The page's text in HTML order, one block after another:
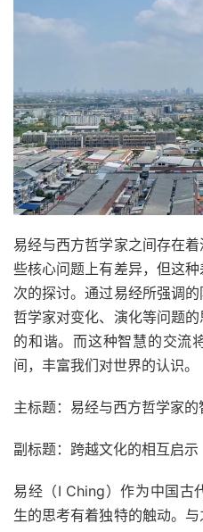
易经与西方哲学家之间存在
些核心问题上有差异，但这
次的探讨。通过易经所强调
哲学家对变化、演化等问题
的和谐。而这种智慧的交流
间，丰富我们对世界的认识。
主标题：易经与西方哲学家的
副标题：跨越文化的相互启示
易经（I Ching）作为中国古
生的思考有着独特的触动。